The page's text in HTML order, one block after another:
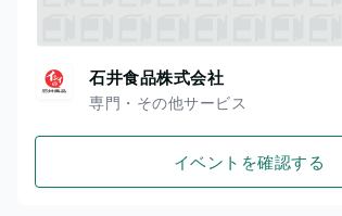
石井食品株式会社
専門・その他サービス
イベントを確認する